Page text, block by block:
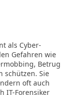
als Cyber-
Gefahren wie
Betrug
schützen. Sie
oft auch
IT-Forensiker